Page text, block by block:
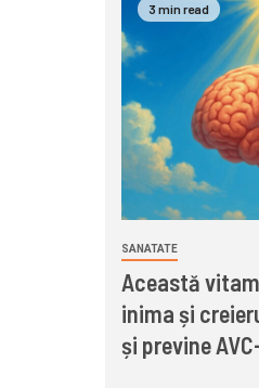
3 min read
SANATATE
Această
inima și
și previne